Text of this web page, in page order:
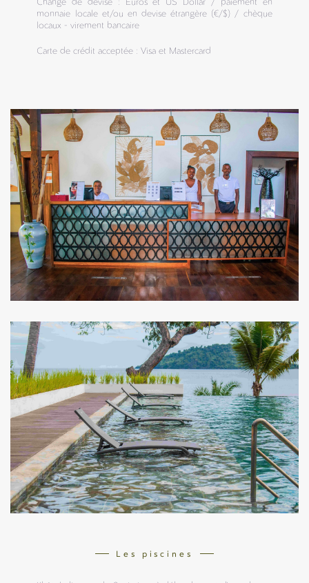
monnaie locale et/ou en devise étrangère (€/$) / chèque
locaux - virement bancaire
Carte de crédit acceptée : Visa et Mastercard
Les piscines